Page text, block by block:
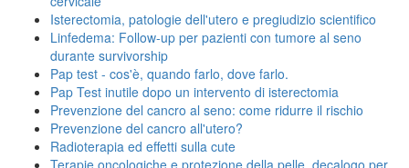
Isterectomia, patologie dell'utero e pregiudizio scientifico
Linfedema: Follow-up per pazienti con tumore al seno
durante survivorship
Pap test - cos'è, quando farlo, dove farlo.
Pap Test inutile dopo un intervento di isterectomia
Prevenzione del cancro al seno: come ridurre il rischio
Prevenzione del cancro all'utero?
Radioterapia ed effetti sulla cute
Terapie oncologiche e protezione della pelle, decalogo per